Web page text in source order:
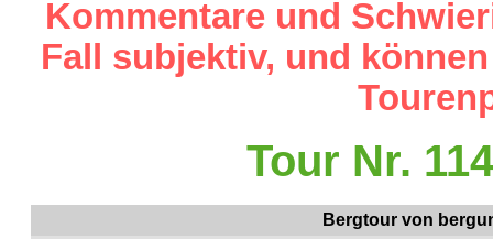
Kommentare und
Fall subjektiv, und
Tour Nr.
Bergtour von